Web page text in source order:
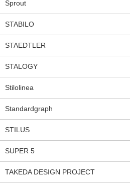
Sprout
STABILO
STAEDTLER
STALOGY
Stilolinea
Standardgraph
STILUS
SUPER 5
TAKEDA DESIGN PROJECT